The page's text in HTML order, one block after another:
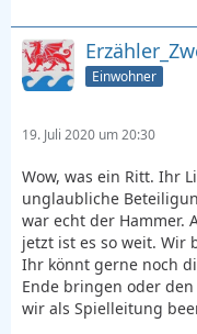
Einwohner
19. Juli 2020 um 20:30
Wow, was ein Ritt. Ihr
unglaubliche
war echt der Hammer.
jetzt ist es so weit. Wir
Ihr könnt gerne noch
Ende bringen oder
wir als Spielleitung